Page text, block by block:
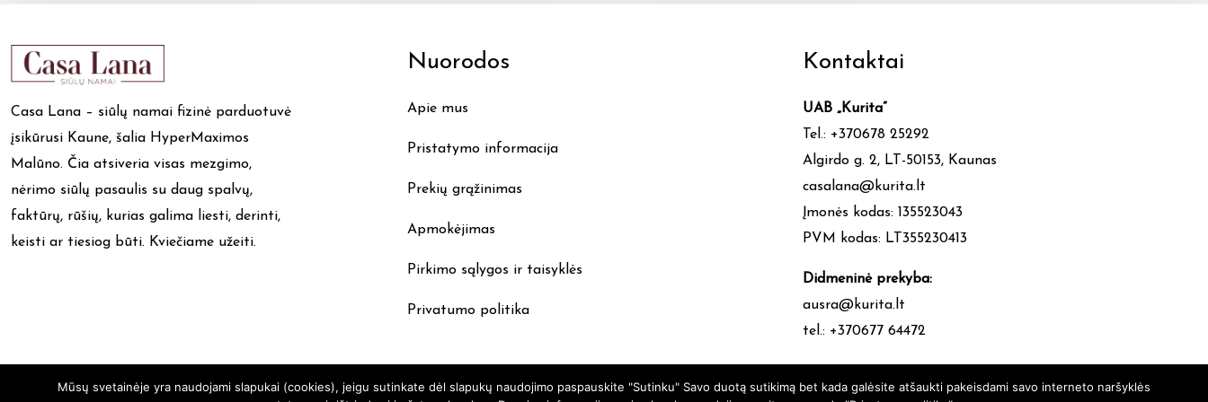
The
may
be
chosen
on
the
product
page
Casa Lana – siūlų namai fizinė parduotuvė
įsikūrusi Kaune, šalia HyperMaximos
Malūno. Čia atsiveria visas mezgimo,
nėrimo siūlų pasaulis su daug spalvų,
faktūrų, rūšių, kurias galima liesti, derinti,
keisti ar tiesiog būti. Kviečiame užeiti.
Nuorodos
Apie mus
Pristatymo informacija
Prekių grąžinimas
Apmokėjimas
Pirkimo sąlygos ir taisyklės
Privatumo politika
Kontaktai
UAB „Kurita”
Tel.: +370678 25292
Algirdo g. 2, LT-50153, Kaunas
casalana@kurita.lt
Įmonės kodas: 135523043
PVM kodas: LT355230413
Didmeninė prekyba:
ausra@kurita.lt
tel.: +370677 64472
Mūsų svetainėje yra naudojami slapukai (cookies), jeigu sutinkate dėl slapukų naudojimo paspauskite "Sutinku" Savo duotą sutikimą bet kada galėsite atšaukti pakeisdami savo interneto naršyklės